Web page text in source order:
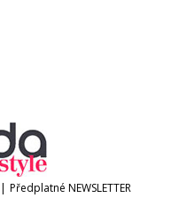
| Předplatné NEWSLETTER